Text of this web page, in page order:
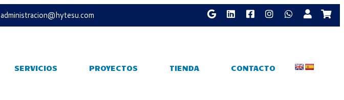
administracion@hytesu.com
SERVICIOS PROYECTOS TIENDA CONTACTO